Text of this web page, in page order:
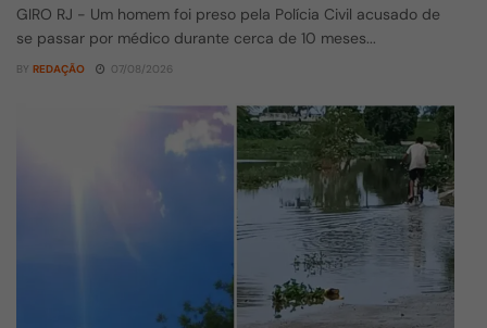
GIRO RJ - Um homem foi preso pela Polícia Civil acusado de
se passar por médico durante cerca de 10 meses...
BY REDAÇÃO 07/08/2026